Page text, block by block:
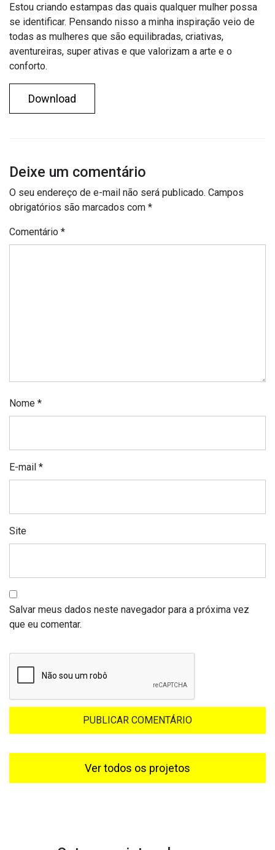
Ver todos os projetos
Estou criando estampas das quais qualquer mulher possa
se identificar. Pensando nisso a minha inspiração veio de
todas as mulheres que são equilibradas, criativas,
aventureiras, super ativas e que valorizam a arte e o
conforto.
Download
Deixe um comentário
O seu endereço de e-mail não será publicado. Campos
obrigatórios são marcados com *
Comentário *
Nome *
E-mail *
Site
Salvar meus dados neste navegador para a próxima vez
que eu comentar.